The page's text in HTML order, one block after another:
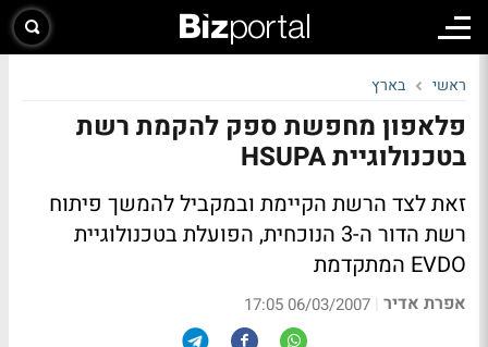
ראשי בארץ
פלאפון מחפשת ספק להקמת רשת
בטכנולוגיית HSUPA
זאת לצד הרשת הקיימת ובמקביל להמשך פיתוח
רשת הדור ה-3 הנוכחית, הפועלת בטכנולוגיית
EVDO המתקדמת
אפרת אדיר |
06/03/2007 17:05